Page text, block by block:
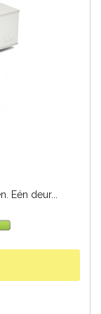
Eén deur...